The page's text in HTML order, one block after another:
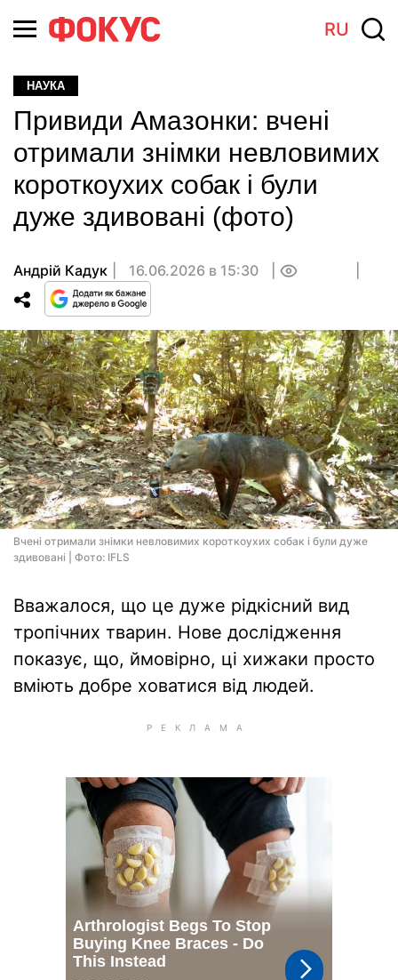
RU
НАУКА
Привиди Амазонки: вчені
отримали знімки невловимих
короткоухих собак і були
дуже здивовані (фото)
Андрій Кадук 16.06.2026 в 15:30
Вчені отримали знімки невловимих короткоухих собак і були дуже
здивовані | Фото: IFLS
Вважалося, що це дуже рідкісний вид
тропічних тварин. Нове дослідження
показує, що, ймовірно, ці хижаки просто
вміють добре ховатися від людей.